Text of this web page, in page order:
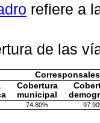
refiere a
de las
Corresponsales
Cobertura
municipal
74.80%